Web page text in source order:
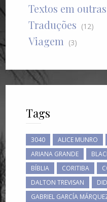
Textos em
Traduções (12)
Viagem (3)
Tags
3040 ALICE MUNRO
ARIANA GRANDE
BÍBLIA
CORITIBA
DALTON TREVISAN
GABRIEL GARCÍA